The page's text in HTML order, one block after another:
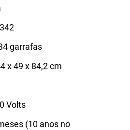
garrafas
x 49 x 84,2 cm
Volts
(10 anos no